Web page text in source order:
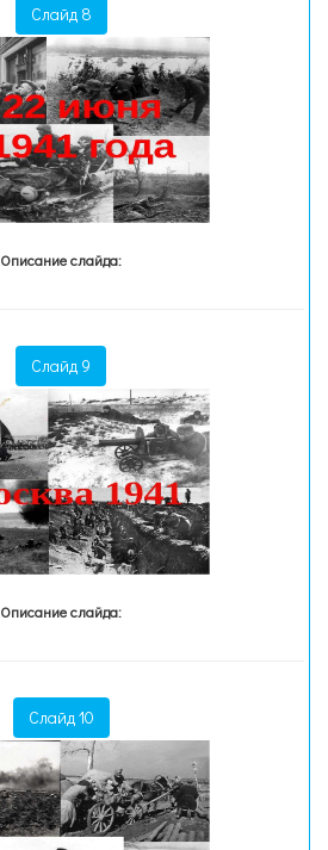
Слайд 8
Описание слайда:
Слайд 9
Описание слайда:
Слайд 10